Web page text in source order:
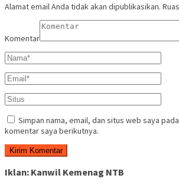
Alamat email Anda tidak akan dipublikasikan.
Komentar
Simpan nama, email, dan situs web saya
komentar saya berikutnya.
Iklan: Kanwil Kemenag NTB